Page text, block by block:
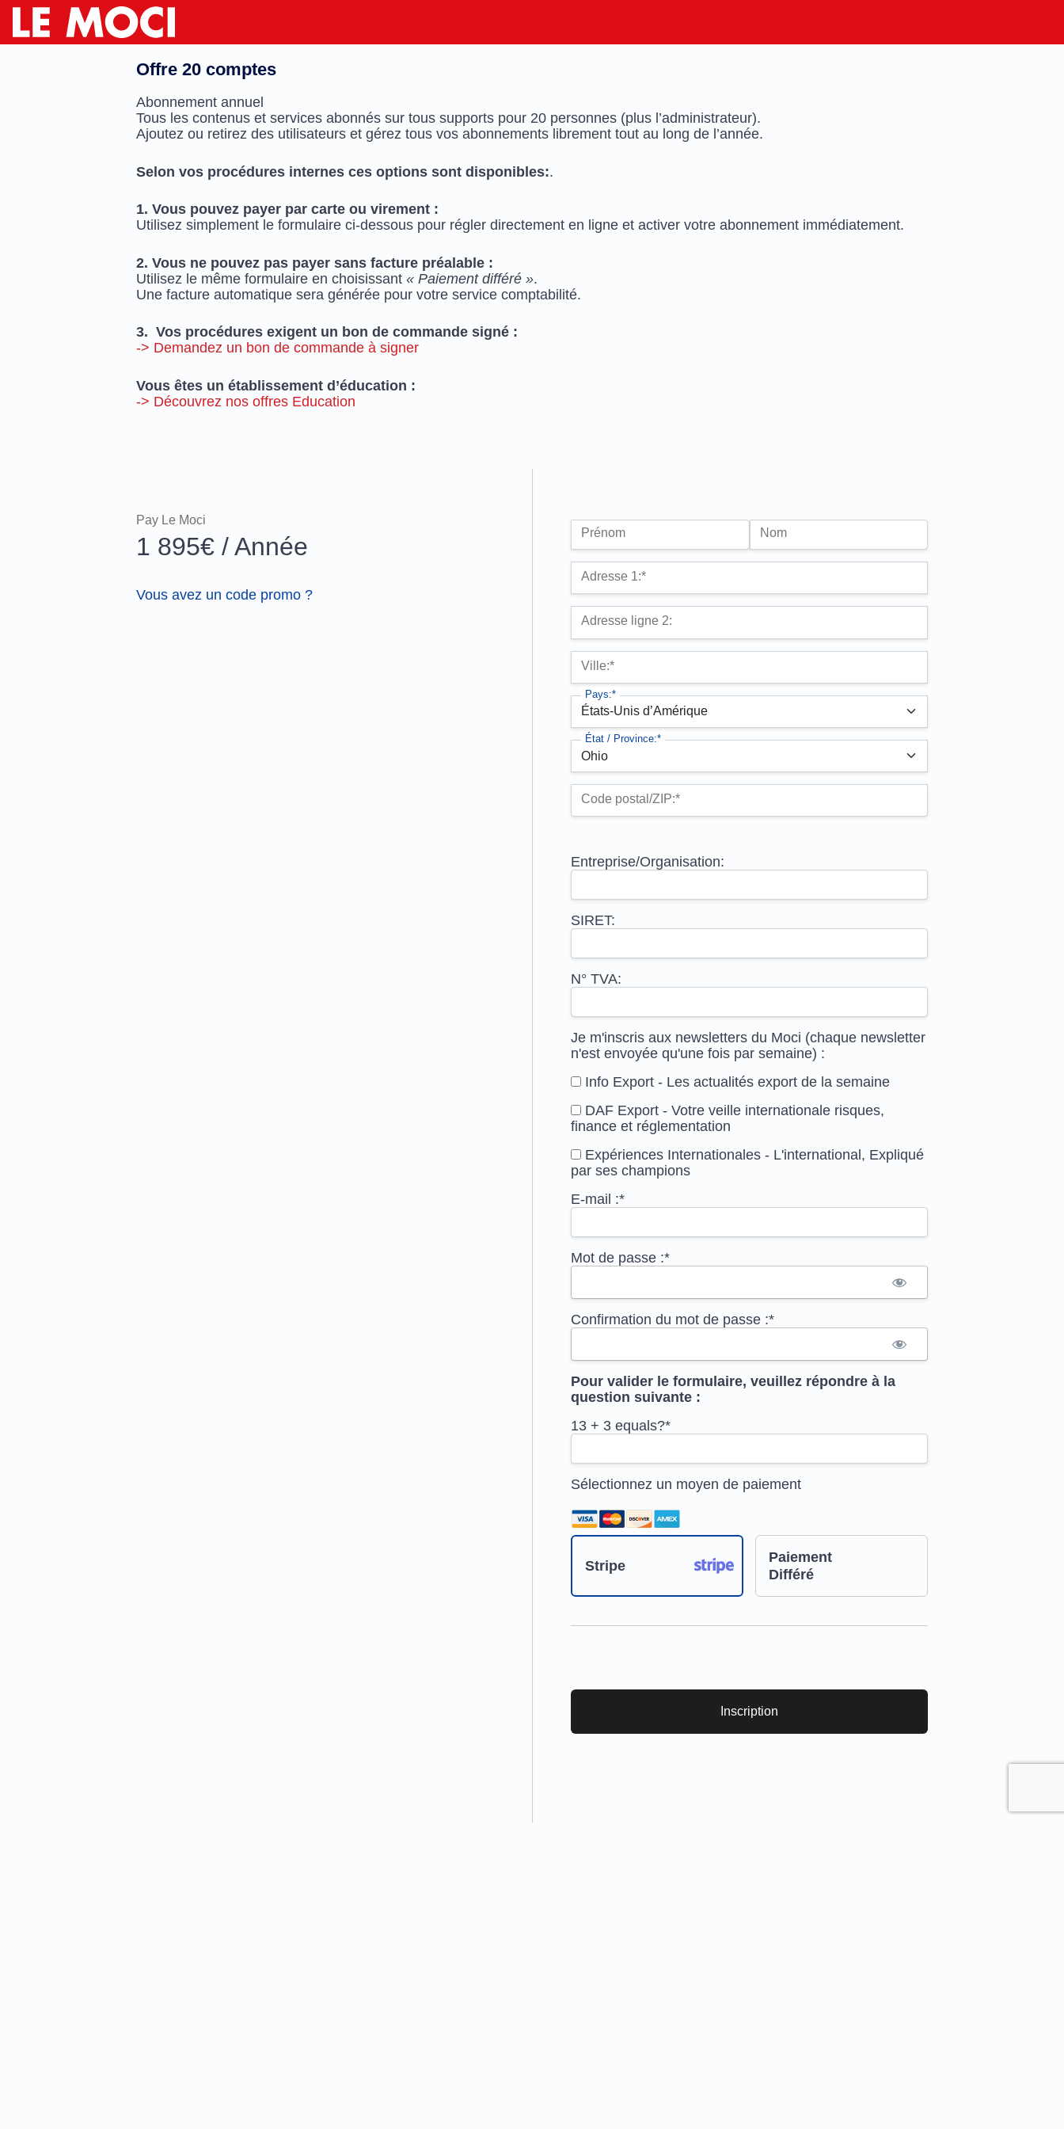
Offre 20 comptes
Abonnement annuel
Tous les contenus et services abonnés sur tous supports pour 20 personnes (plus l’administrateur).
Ajoutez ou retirez des utilisateurs et gérez tous vos abonnements librement tout au long de l’année.
Selon vos procédures internes ces options sont disponibles:.
1. Vous pouvez payer par carte ou virement :
Utilisez simplement le formulaire ci-dessous pour régler directement en ligne et activer votre abonnement immédiatement.
2. Vous ne pouvez pas payer sans facture préalable :
Utilisez le même formulaire en choisissant « Paiement différé ».
Une facture automatique sera générée pour votre service comptabilité.
3. Vos procédures exigent un bon de commande signé :
-> Demandez un bon de commande à signer
Vous êtes un établissement d’éducation :
-> Découvrez nos offres Education
Nom :
Prénom Nom
Adresse de facturation
Adresse 1:*
Adresse ligne 2:
Ville:*
Pays:*
État / Province:*
Code postal/ZIP:*
Entreprise/Organisation:
SIRET:
N° TVA:
Je m'inscris aux newsletters du Moci (chaque newsletter
n'est envoyée qu'une fois par semaine) :
Info Export - Les actualités export de la semaine
DAF Export - Votre veille internationale risques,
finance et réglementation
Expériences Internationales - L'international, Expliqué
par ses champions
E-mail :*
Mot de passe :*
Confirmation du mot de passe :*
Pour valider le formulaire, veuillez répondre à la
question suivante :
13 + 3 equals?*
Sélectionnez un moyen de paiement
Stripe
Paiement
Différé
Aucune valeur
Pay Le Moci
1 895€ / Année
Vous avez un code promo ?